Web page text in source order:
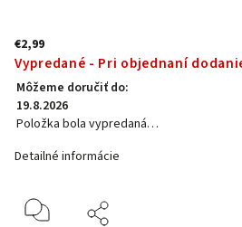
€2,99
Vypredané - Pri objednaní
Môžeme doručiť do:
19.8.2026
Položka bola vypredaná…
Detailné informácie